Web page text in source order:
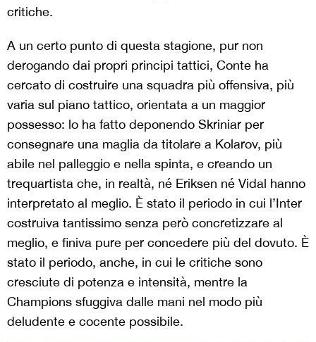
critiche.
A un certo punto di questa stagione, pur non
derogando dai propri principi tattici, Conte ha
cercato di costruire una squadra più offensiva, più
varia sul piano tattico, orientata a un maggior
possesso: lo ha fatto deponendo Skriniar per
consegnare una maglia da titolare a Kolarov, più
abile nel palleggio e nella spinta, e creando un
trequartista che, in realtà, né Eriksen né Vidal hanno
interpretato al meglio. È stato il periodo in cui l’Inter
costruiva tantissimo senza però concretizzare al
meglio, e finiva pure per concedere più del dovuto. È
stato il periodo, anche, in cui le critiche sono
cresciute di potenza e intensità, mentre la
Champions sfuggiva dalle mani nel modo più
deludente e cocente possibile.